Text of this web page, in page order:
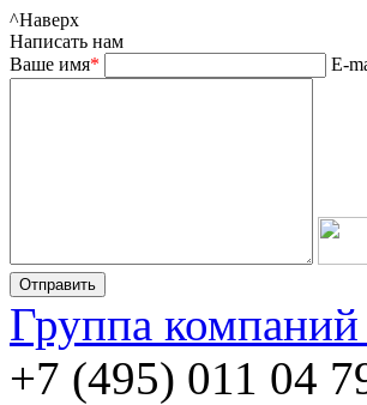
^Наверх
Написать нам
Ваше имя* E-
Группа
+7 (495) 011 04